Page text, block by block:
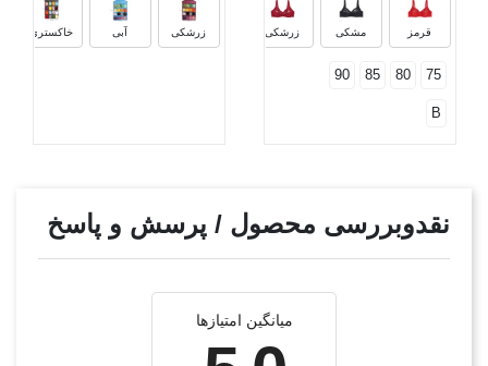
قرمز مشکی زرشکی
75
80
85
90
B
زرشکی آبی خاکستری
نقدوبررسی محصول / پرسش و پاسخ
میانگین امتیازها